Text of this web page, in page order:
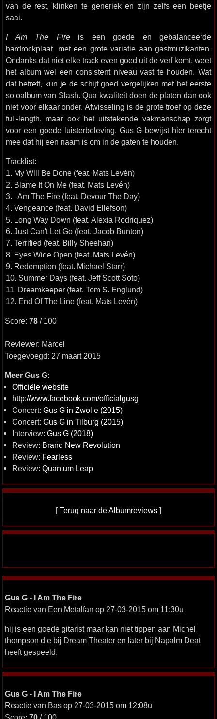
van de rest, klinken te generiek en zijn zelfs een beetje
saai.
I Am The Fireis een goede en gebalanceerde
hardrockplaat, met een grote variatie aan gastmuzikanten.
Ondanks dat niet elke track even goed uit de verf komt, weet
het album wel een consistent niveau vast te houden. Wat
dat betreft, kun je de schijf goed vergelijken met het eerste
soloalbum van Slash. Qua kwaliteit doen de platen dan ook
niet voor elkaar onder. Afwisseling is de grote troef op deze
full-length, maar ook het uitstekende vakmanschap zorgt
voor een goede luisterbeleving. Gus G bewijst hier terecht
mee dat hij een naam is om in de gaten te houden.
Tracklist:
1. My Will Be Done (feat. Mats Levén)
2. Blame It On Me (feat. Mats Levén)
3. I Am The Fire (feat. Devour The Day)
4. Vengeance (feat. David Ellefson)
5. Long Way Down (feat. Alexia Rodriquez)
6. Just Can't Let Go (feat. Jacob Bunton)
7. Terrified (feat. Billy Sheehan)
8. Eyes Wide Open (feat. Mats Levén)
9. Redemption (feat. Michael Starr)
10. Summer Days (feat. Jeff Scott Soto)
11. Dreamkeeper (feat. Tom S. Englund)
12. End Of The Line (feat. Mats Levén)
Score: 78 / 100
Reviewer: Marcel
Toegevoegd: 27 maart 2015
Meer Gus G:
Officiële website
http://www.facebook.com/officialgusg
Concert: Gus G in Zwolle (2015)
Concert: Gus G in Tilburg (2015)
Interview: Gus G (2018)
Review: Brand New Revolution
Review: Fearless
Review: Quantum Leap
[Terug naar de Albumreviews ]
Gus G - I Am The Fire
Reactie van Een Metalfan op 27-03-2015 om 11:30u
hij is een goede gitarist maar kan niet tippen aan Michel
thompson die bij Dream Theater en later bij Napalm Deat
heeft gespeeld.
Gus G - I Am The Fire
Reactie van Bas op 27-03-2015 om 12:08u
Score: 70 / 100